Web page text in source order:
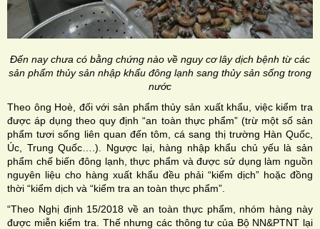
Đến nay chưa có bằng chứng nào về nguy cơ lây dịch bệnh từ các
sản phẩm thủy sản nhập khẩu đông lạnh sang thủy sản sống trong
nước
Theo ông Hoè, đối với sản phẩm thủy sản xuất khẩu, việc kiểm tra
được áp dụng theo quy định “an toàn thực phẩm” (trừ một số sản
phẩm tươi sống liên quan đến tôm, cá sang thị trường Hàn Quốc,
Úc, Trung Quốc….). Ngược lại, hàng nhập khẩu chủ yếu là sản
phẩm chế biến đông lạnh, thực phẩm và được sử dụng làm nguồn
nguyên liệu cho hàng xuất khẩu đều phải “kiểm dịch” hoặc đồng
thời “kiểm dịch và “kiểm tra an toàn thực phẩm”.
“Theo Nghị định 15/2018 về an toàn thực phẩm, nhóm hàng này
được miễn kiểm tra. Thế nhưng các thông tư của Bộ NN&PTNT lại